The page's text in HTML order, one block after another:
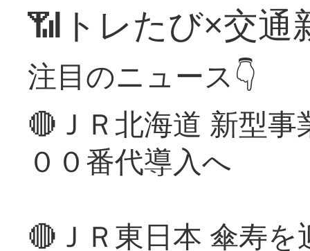
📶トレたび×交通
注目のニュース👇
🔴ＪＲ北海道 新型
００番代導入へ
🔴ＪＲ東日本 傘寿